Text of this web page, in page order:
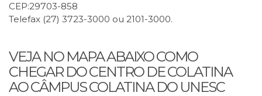
CEP:29703-858
Telefax (27) 3723-3000 ou 2101-3000.
VEJA NO MAPA ABAIXO COMO
CHEGAR DO CENTRO DE COLATINA
AO CÂMPUS COLATINA DO UNESC